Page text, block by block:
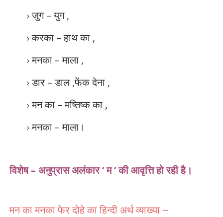
जुग–युग,
करका –हाथ का ,
मनका –माला ,
डार –डाल,फेंक देना ,
मन का –मष्तिष्क का ,
मनका –माला।
विशेष– अनुप्रास अलंकार‘म‘की आवृत्ति हो रही है।
मन का मनका फेर दोहे का हिन्दी अर्थ व्याख्या –